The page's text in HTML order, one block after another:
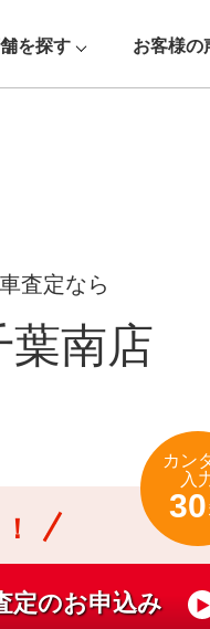
を探す お客様の
査定なら
葉南店
カン
入
30